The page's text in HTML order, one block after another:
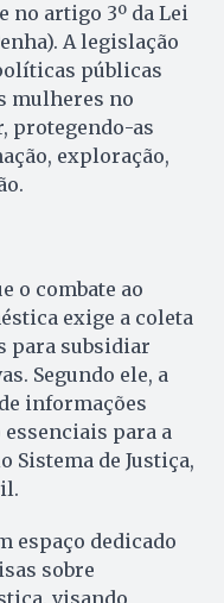
no artigo 3º da Lei
A legislação
públicas
mulheres no
protegendo-as
exploração,
o combate ao
exige a coleta
para subsidiar
Segundo ele, a
informações
para a
Sistema de Justiça,
espaço dedicado
sobre